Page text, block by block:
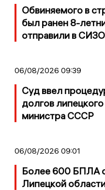
Обвиняемого в
был ранен 8-
отправили в СИЗО
06/08/2026 09:39
Суд ввел
долгов
министра СССР
06/08/2026 09:01
Более 600 БПЛА
Липецкой